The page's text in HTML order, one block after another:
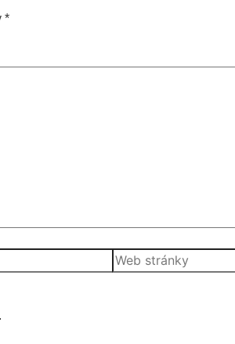
*
Web
stránky